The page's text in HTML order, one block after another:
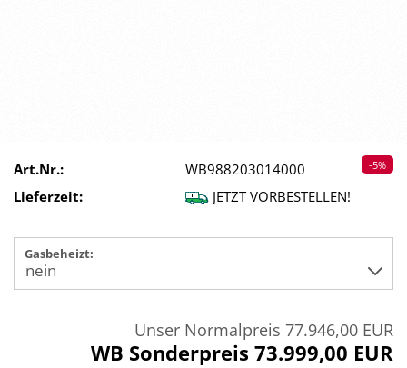
-5%
Art.Nr.:
WB988203014000
Lieferzeit:
JETZT VORBESTELLEN!
Gasbeheizt:
Unser Normalpreis 77.946,00 EUR
WB Sonderpreis 73.999,00 EUR